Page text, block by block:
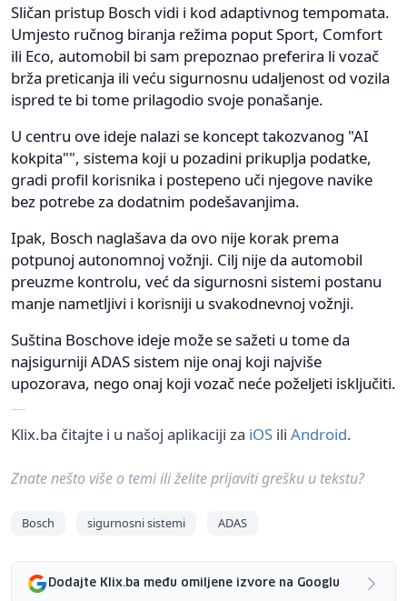
Sličan pristup Bosch vidi i kod adaptivnog tempomata.
Umjesto ručnog biranja režima poput Sport, Comfort
ili Eco, automobil bi sam prepoznao preferira li vozač
brža preticanja ili veću sigurnosnu udaljenost od vozila
ispred te bi tome prilagodio svoje ponašanje.
U centru ove ideje nalazi se koncept takozvanog "AI
kokpita"", sistema koji u pozadini prikuplja podatke,
gradi profil korisnika i postepeno uči njegove navike
bez potrebe za dodatnim podešavanjima.
Ipak, Bosch naglašava da ovo nije korak prema
potpunoj autonomnoj vožnji. Cilj nije da automobil
preuzme kontrolu, već da sigurnosni sistemi postanu
manje nametljivi i korisniji u svakodnevnoj vožnji.
Suština Boschove ideje može se sažeti u tome da
najsigurniji ADAS sistem nije onaj koji najviše
upozorava, nego onaj koji vozač neće poželjeti isključiti.
Klix.ba čitajte i u našoj aplikaciji za iOS ili Android.
Znate nešto više o temi ili želite prijaviti grešku u tekstu?
Bosch sigurnosni sistemi ADAS
Dodajte Klix.ba među omiljene izvore na Googlu